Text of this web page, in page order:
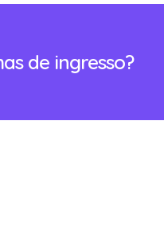
de ingresso?